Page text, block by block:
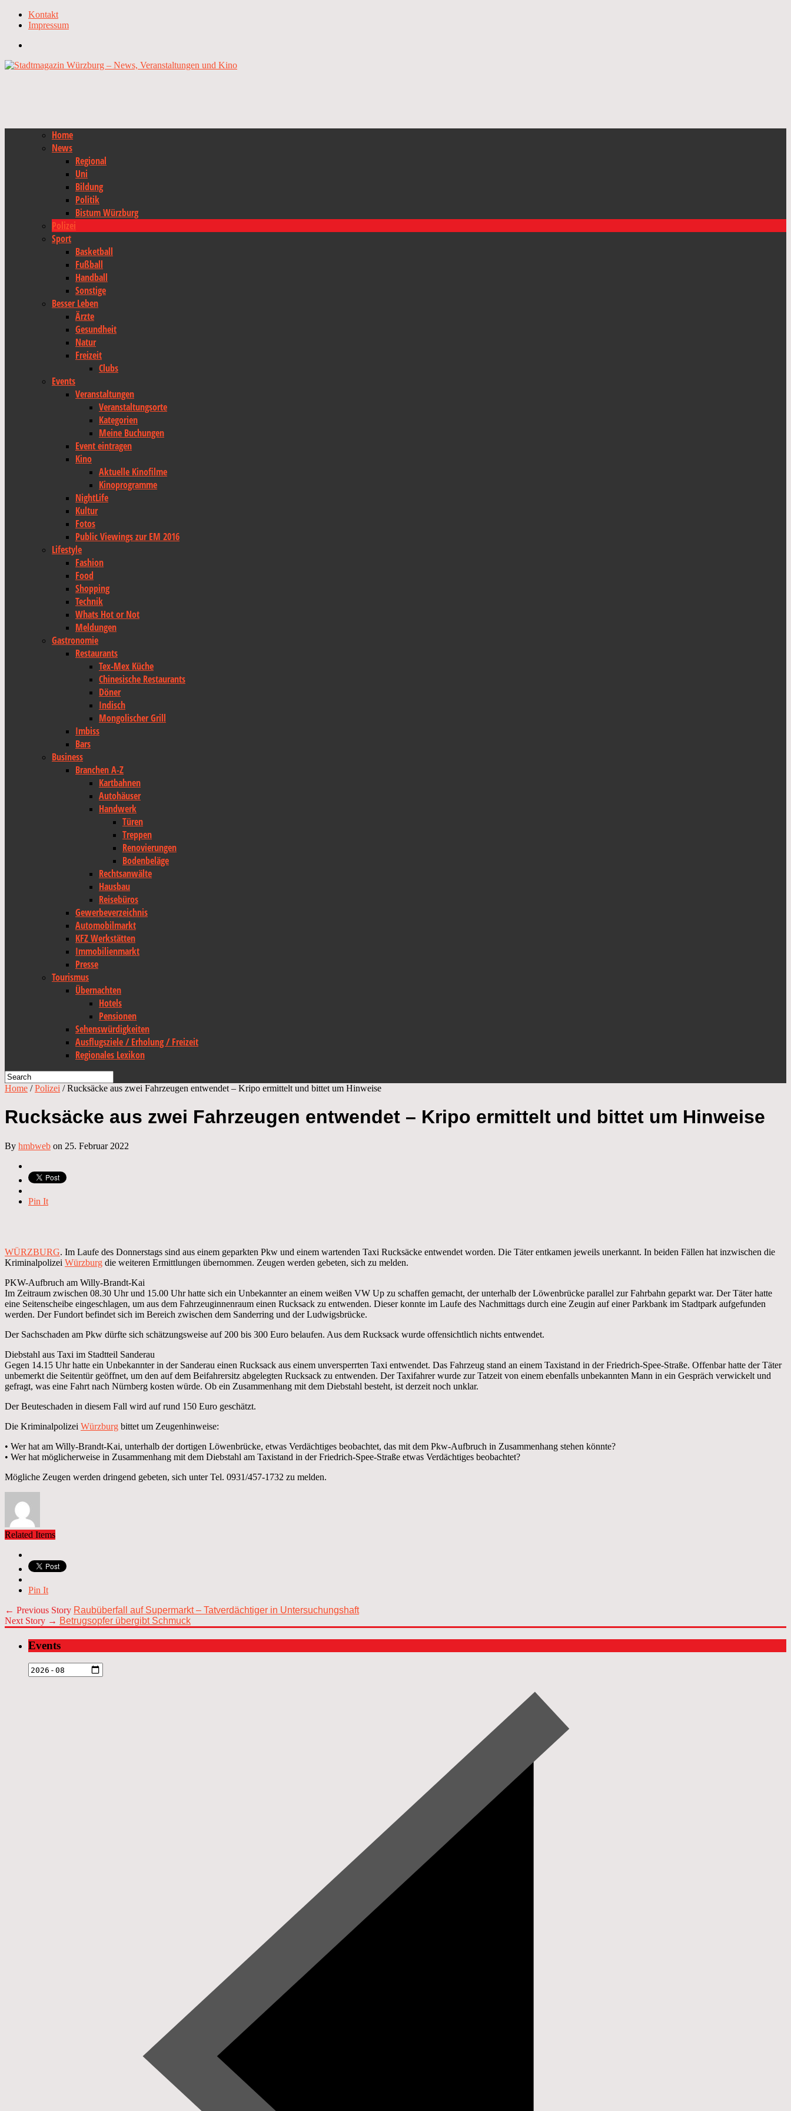
Kontakt
Impressum
Home
News
Regional
Uni
Bildung
Politik
Bistum Würzburg
Polizei
Sport
Basketball
Fußball
Handball
Sonstige
Besser Leben
Ärzte
Gesundheit
Natur
Freizeit
Clubs
Events
Veranstaltungen
Veranstaltungsorte
Kategorien
Meine Buchungen
Event eintragen
Kino
Aktuelle Kinofilme
Kinoprogramme
NightLife
Kultur
Fotos
Public Viewings zur EM 2016
Lifestyle
Fashion
Food
Shopping
Technik
Whats Hot or Not
Meldungen
Gastronomie
Restaurants
Tex-Mex Küche
Chinesische Restaurants
Döner
Indisch
Mongolischer Grill
Imbiss
Bars
Business
Branchen A-Z
Kartbahnen
Autohäuser
Handwerk
Türen
Treppen
Renovierungen
Bodenbeläge
Rechtsanwälte
Hausbau
Reisebüros
Gewerbeverzeichnis
Automobilmarkt
KFZ Werkstätten
Immobilienmarkt
Presse
Tourismus
Übernachten
Hotels
Pensionen
Sehenswürdigkeiten
Ausflugsziele / Erholung / Freizeit
Regionales Lexikon
Home /Polizei /Rucksäcke aus zwei Fahrzeugen entwendet – Kripo ermittelt und bittet um Hinweise
Rucksäcke aus zwei Fahrzeugen entwendet – Kripo ermittelt und bittet um Hinweise
By hmbweb on 25. Februar 2022
Pin It
WÜRZBURG. Im Laufe des Donnerstags sind aus einem geparkten Pkw und einem wartenden Taxi Rucksäcke entwendet worden. Die Täter entkamen jeweils unerkannt. In beiden Fällen hat inzwischen die
Kriminalpolizei Würzburg die weiteren Ermittlungen übernommen. Zeugen werden gebeten, sich zu melden.
PKW-Aufbruch am Willy-Brandt-Kai
Im Zeitraum zwischen 08.30 Uhr und 15.00 Uhr hatte sich ein Unbekannter an einem weißen VW Up zu schaffen gemacht, der unterhalb der Löwenbrücke parallel zur Fahrbahn geparkt war. Der Täter hatte
eine Seitenscheibe eingeschlagen, um aus dem Fahrzeuginnenraum einen Rucksack zu entwenden. Dieser konnte im Laufe des Nachmittags durch eine Zeugin auf einer Parkbank im Stadtpark aufgefunden
werden. Der Fundort befindet sich im Bereich zwischen dem Sanderring und der Ludwigsbrücke.
Der Sachschaden am Pkw dürfte sich schätzungsweise auf 200 bis 300 Euro belaufen. Aus dem Rucksack wurde offensichtlich nichts entwendet.
Diebstahl aus Taxi im Stadtteil Sanderau
Gegen 14.15 Uhr hatte ein Unbekannter in der Sanderau einen Rucksack aus einem unversperrten Taxi entwendet. Das Fahrzeug stand an einem Taxistand in der Friedrich-Spee-Straße. Offenbar hatte der Täter
unbemerkt die Seitentür geöffnet, um den auf dem Beifahrersitz abgelegten Rucksack zu entwenden. Der Taxifahrer wurde zur Tatzeit von einem ebenfalls unbekannten Mann in ein Gespräch verwickelt und
gefragt, was eine Fahrt nach Nürnberg kosten würde. Ob ein Zusammenhang mit dem Diebstahl besteht, ist derzeit noch unklar.
Der Beuteschaden in diesem Fall wird auf rund 150 Euro geschätzt.
Die Kriminalpolizei Würzburg bittet um Zeugenhinweise:
• Wer hat am Willy-Brandt-Kai, unterhalb der dortigen Löwenbrücke, etwas Verdächtiges beobachtet, das mit dem Pkw-Aufbruch in Zusammenhang stehen könnte?
• Wer hat möglicherweise in Zusammenhang mit dem Diebstahl am Taxistand in der Friedrich-Spee-Straße etwas Verdächtiges beobachtet?
Mögliche Zeugen werden dringend gebeten, sich unter Tel. 0931/457-1732 zu melden.
Related Items
Pin It
← Previous Story Raubüberfall auf Supermarkt – Tatverdächtiger in Untersuchungshaft
Next Story → Betrugsopfer übergibt Schmuck
Events